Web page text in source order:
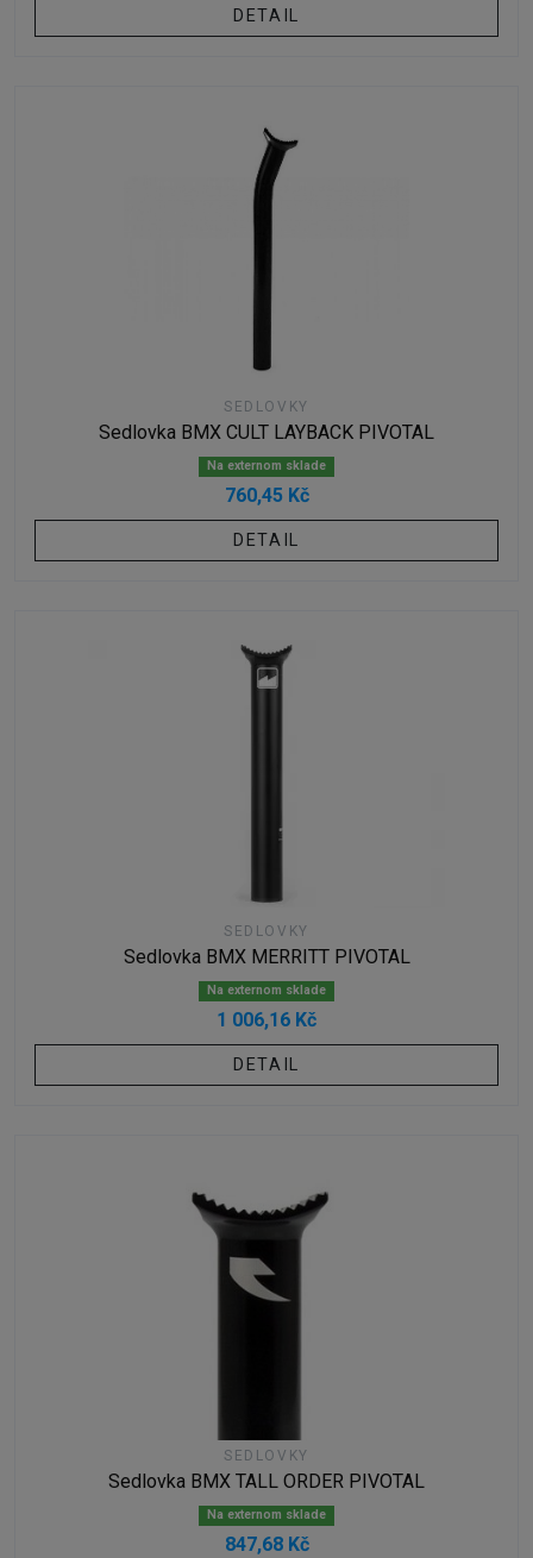
DETAIL
SEDLOVKY
Sedlovka BMX CULT LAYBACK PIVOTAL
Na externom sklade
760,45 Kč
DETAIL
SEDLOVKY
Sedlovka BMX MERRITT PIVOTAL
Na externom sklade
1 006,16 Kč
DETAIL
SEDLOVKY
Sedlovka BMX TALL ORDER PIVOTAL
Na externom sklade
847,68 Kč